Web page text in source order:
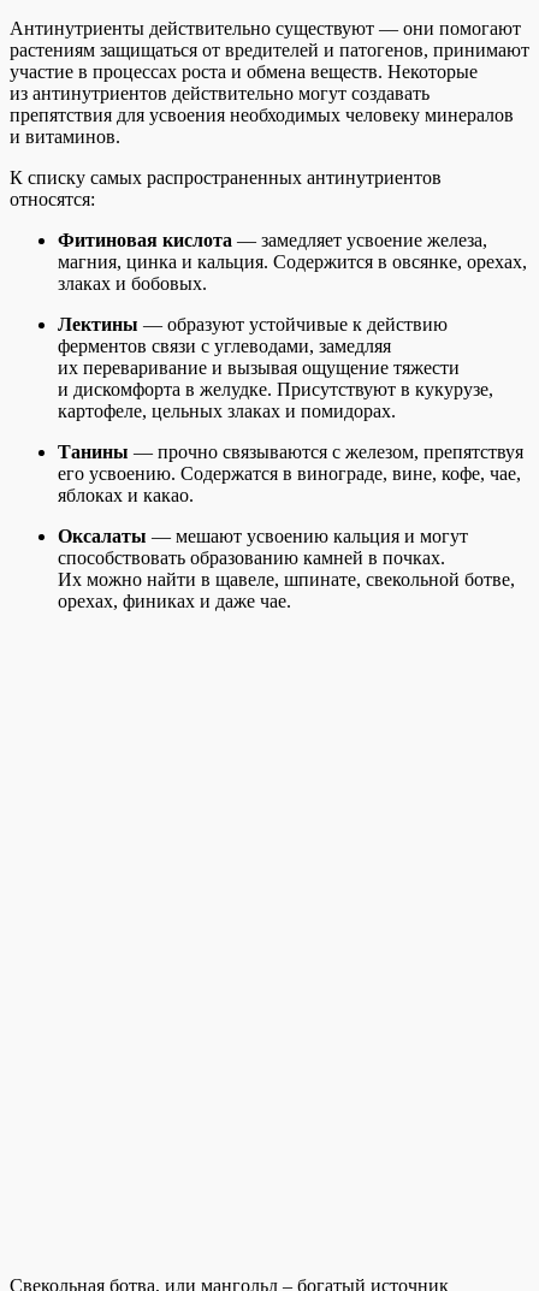
Антинутриенты действительно существуют — они помогают
растениям защищаться от вредителей и патогенов, принимают
участие в процессах роста и обмена веществ. Некоторые
из антинутриентов действительно могут создавать
препятствия для усвоения необходимых человеку минералов
и витаминов.
К списку самых распространенных антинутриентов
относятся:
Фитиновая кислота — замедляет усвоение железа,
магния, цинка и кальция. Содержится в овсянке, орехах,
злаках и бобовых.
Лектины — образуют устойчивые к действию
ферментов связи с углеводами, замедляя
их переваривание и вызывая ощущение тяжести
и дискомфорта в желудке. Присутствуют в кукурузе,
картофеле, цельных злаках и помидорах.
Танины — прочно связываются с железом, препятствуя
его усвоению. Содержатся в винограде, вине, кофе, чае,
яблоках и какао.
Оксалаты — мешают усвоению кальция и могут
способствовать образованию камней в почках.
Их можно найти в щавеле, шпинате, свекольной ботве,
орехах, финиках и даже чае.
Свекольная ботва, или мангольд – богатый источник